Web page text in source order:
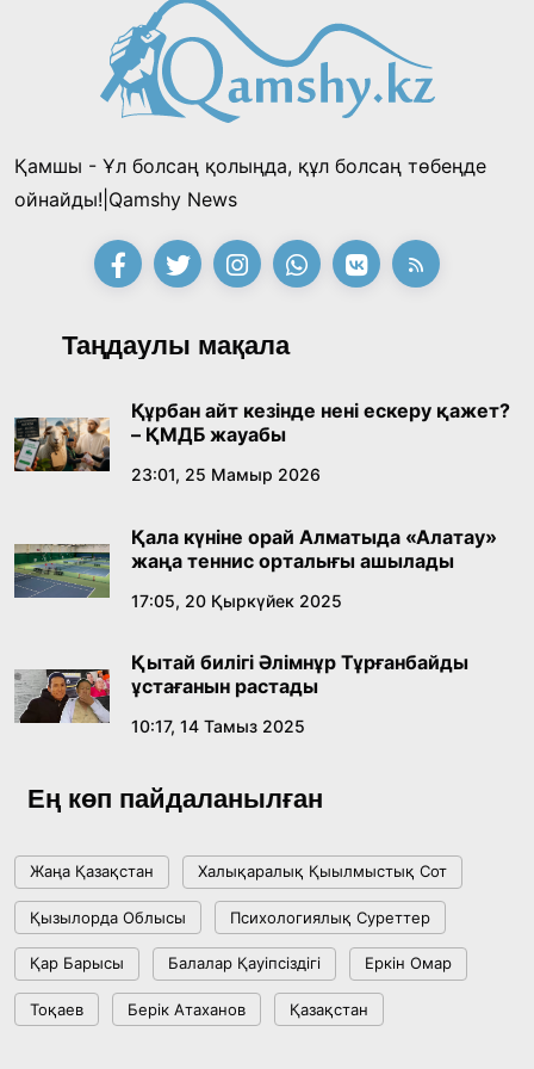
«Тектілер ту көтереді» байқауы өз
жеңімпаздарын анықтады
18:39, 23 Шілде 2026
Қонаев қаласының әкімі «Славян базары»
қабылдады
16:27, 23 Шілде 2026
Қазақ тіліндегі «құт» концептісінің
лингвомәдени сипаты
09:21, 21 Шілде 2026
Абайдың адам тәрбиесі туралы
18:59, 20 Шілде 2026
Жасанды интеллект: адамзаттың көмекшісі
18:16, 20 Шілде 2026
жетістіктері мен даму бағыты
Мемлекет басшысы Көбейтұз көлінің жай-
күйіне назар аударды
18:22, 17 Шілде 2026
Қамшы - Ұл болсаң қолыңда, құл болсаң төбеңде
ойнайды!|Qamshy News
Таңдаулы мақала
Құрбан айт кезінде нені ескеру қажет?
– ҚМДБ жауабы
23:01, 25 Мамыр 2026
Қала күніне орай Алматыда «Алатау»
жаңа теннис орталығы ашылады
17:05, 20 Қыркүйек 2025
Қытай билігі Әлімнұр Тұрғанбайды
ұстағанын растады
10:17, 14 Тамыз 2025
Ең көп пайдаланылған
Жаңа Қазақстан Халықаралық Қыылмыстық Сот
Қызылорда Облысы Психологиялық Суреттер
Қар Барысы Балалар Қауіпсіздігі Еркін Омар
Тоқаев Берік Атаханов Қазақстан